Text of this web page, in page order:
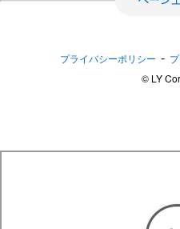
プライバシーポリシー -
©︎ LY